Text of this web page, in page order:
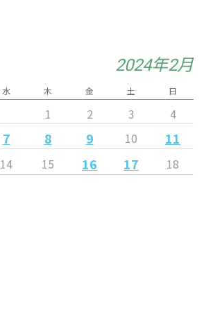
2024年2月
水 木 金 土 日
1 2 3
4
7 8 9 10 11
14 15 16 17
18